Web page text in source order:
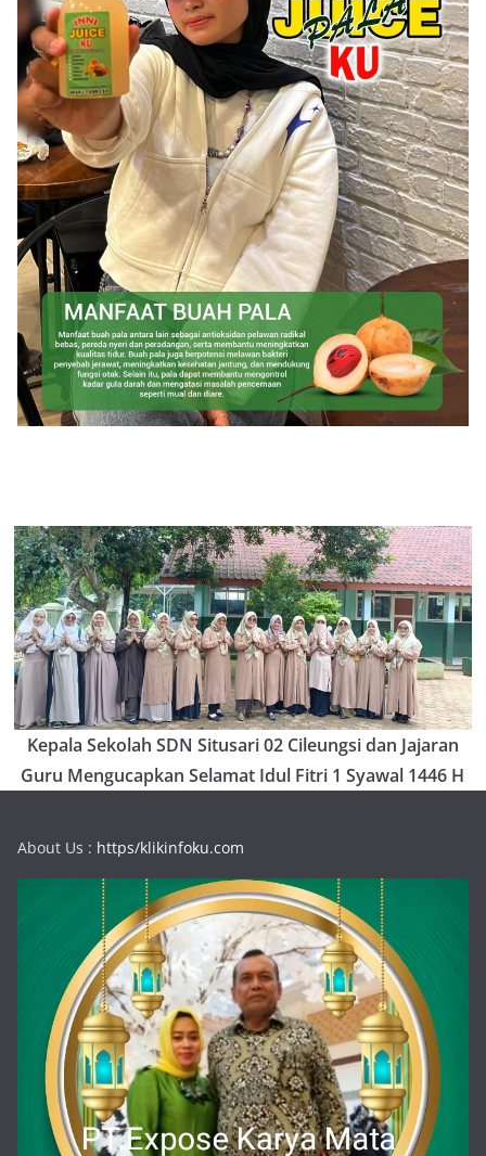
Kepala Sekolah SDN Situsari 02 Cileungsi dan Jajaran
Guru Mengucapkan Selamat Idul Fitri 1 Syawal 1446 H
About Us : https/klikinfoku.com